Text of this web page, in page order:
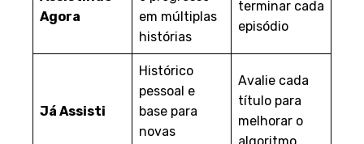
Agora
em múltiplas
histórias
terminar cada
episódio
Já Assisti
Histórico
pessoal e
base para
novas
Avalie cada
título para
melhorar o